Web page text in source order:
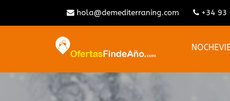
hola@demediterraning.com +34 93